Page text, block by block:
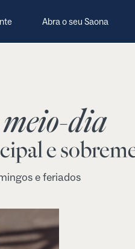
Abra o seu Saona
dia
e
e feriados